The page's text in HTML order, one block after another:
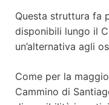
Questa struttura fa
disponibili lungo il
un’alternativa agli
Come per la
Cammino di